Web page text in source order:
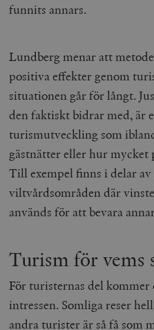
funnits annars.
Lundberg menar att
positiva effekter genom
situationen går för långt.
den faktiskt bidrar med, är
turismutveckling som
gästnätter eller hur mycket
Till exempel finns i delar
viltvårdsområden där
används för att bevara
Turism för vems
För turisternas del
intressen. Somliga reser
andra turister är så få som